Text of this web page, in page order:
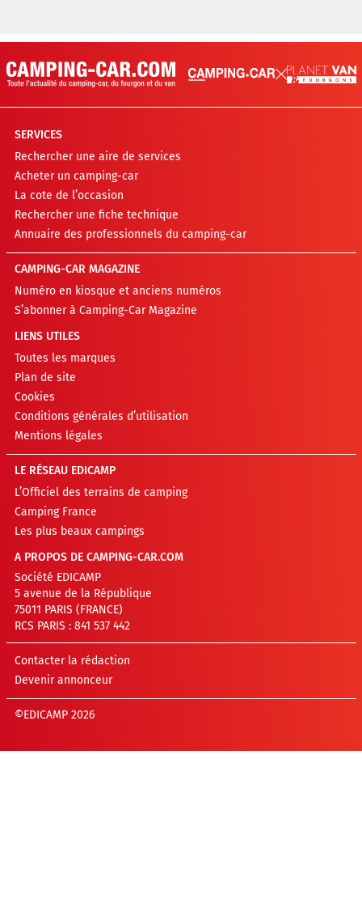
SERVICES
Rechercher une aire de services
Acheter un camping-car
La cote de l’occasion
Rechercher une fiche technique
Annuaire des professionnels du camping-car
CAMPING-CAR MAGAZINE
Numéro en kiosque et anciens numéros
S’abonner à Camping-Car Magazine
LIENS UTILES
Toutes les marques
Plan de site
Cookies
Conditions générales d’utilisation
Mentions légales
LE RÉSEAU EDICAMP
L’Officiel des terrains de camping
Camping France
Les plus beaux campings
A PROPOS DE CAMPING-CAR.COM
Société EDICAMP
5 avenue de la République
75011 PARIS (FRANCE)
RCS PARIS : 841 537 442
Contacter la rédaction
Devenir annonceur
©EDICAMP 2026